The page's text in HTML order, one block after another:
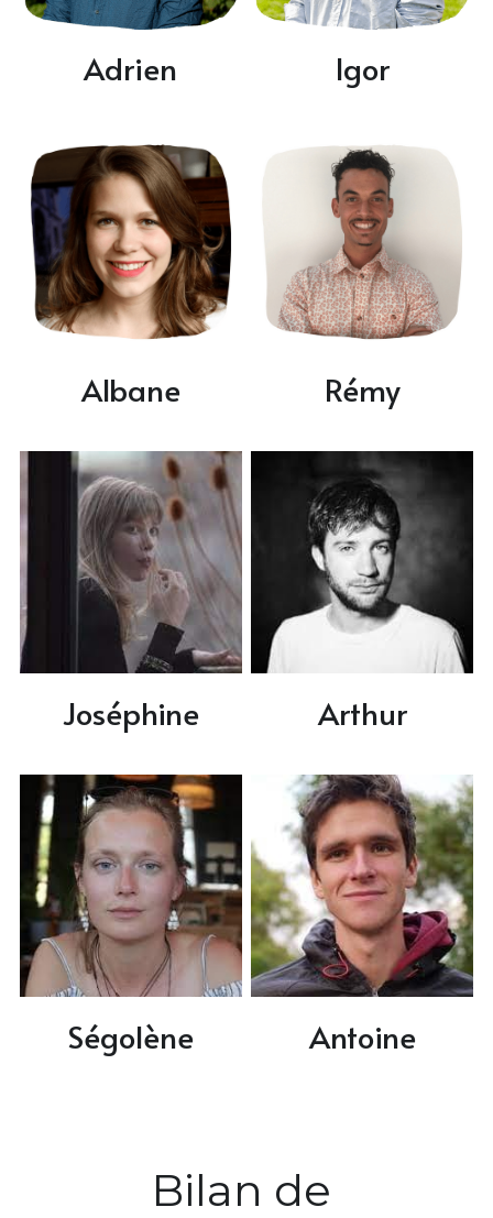
Adrien Igor
Albane Rémy
Joséphine Arthur
Ségolène Antoine
Bilan de